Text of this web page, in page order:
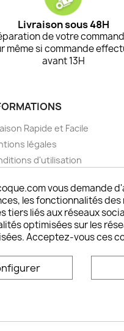
Livraison sous 48H
de votre
même si commande
avant 13H
Rapide et Facile
légales
d'utilisation
sécurisé
et remboursements
DOM TOM et outremer
choisistacoque
personnaliser son
© 2026
vous demande
les fonctionnalités
tiers liés aux réseaux
optimisées sur les
Acceptez-vous ces